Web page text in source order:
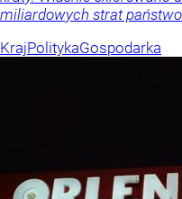
miliardowych strat
KrajPolitykaGospodarka